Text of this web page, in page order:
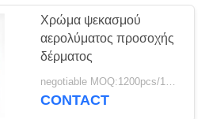
Χρώμα ψεκασμού
αερολύματος προσοχής
δέρματος
negotiable MOQ:1200pcs/100ctns για κάθε χρώμα
CONTACT